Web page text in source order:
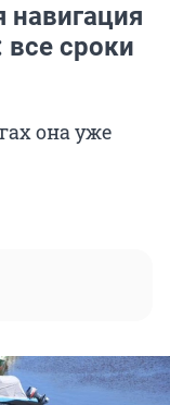
сроки
она уже